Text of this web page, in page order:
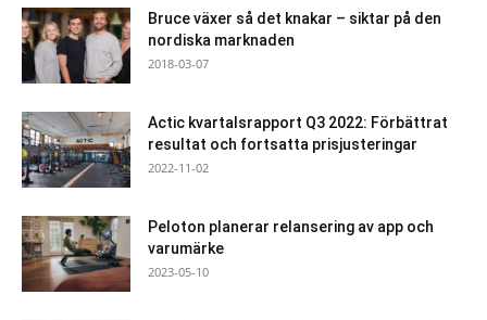
Bruce växer så det knakar – siktar på den
nordiska marknaden
2018-03-07
Actic kvartalsrapport Q3 2022: Förbättrat
resultat och fortsatta prisjusteringar
2022-11-02
Peloton planerar relansering av app och
varumärke
2023-05-10